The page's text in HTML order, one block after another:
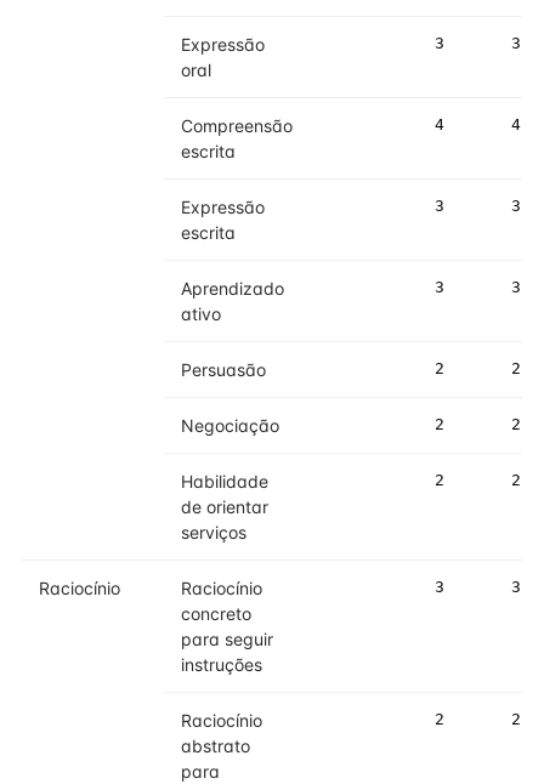
Expressão
oral
3 3
Compreensão
escrita
4 4
Expressão
escrita
3 3
Aprendizado
ativo
3 3
Persuasão 2 2
Negociação 2 2
Habilidade
de orientar
serviços
2 2
Raciocínio
Raciocínio
concreto
para seguir
instruções
3 3
Raciocínio
abstrato
para
2 2